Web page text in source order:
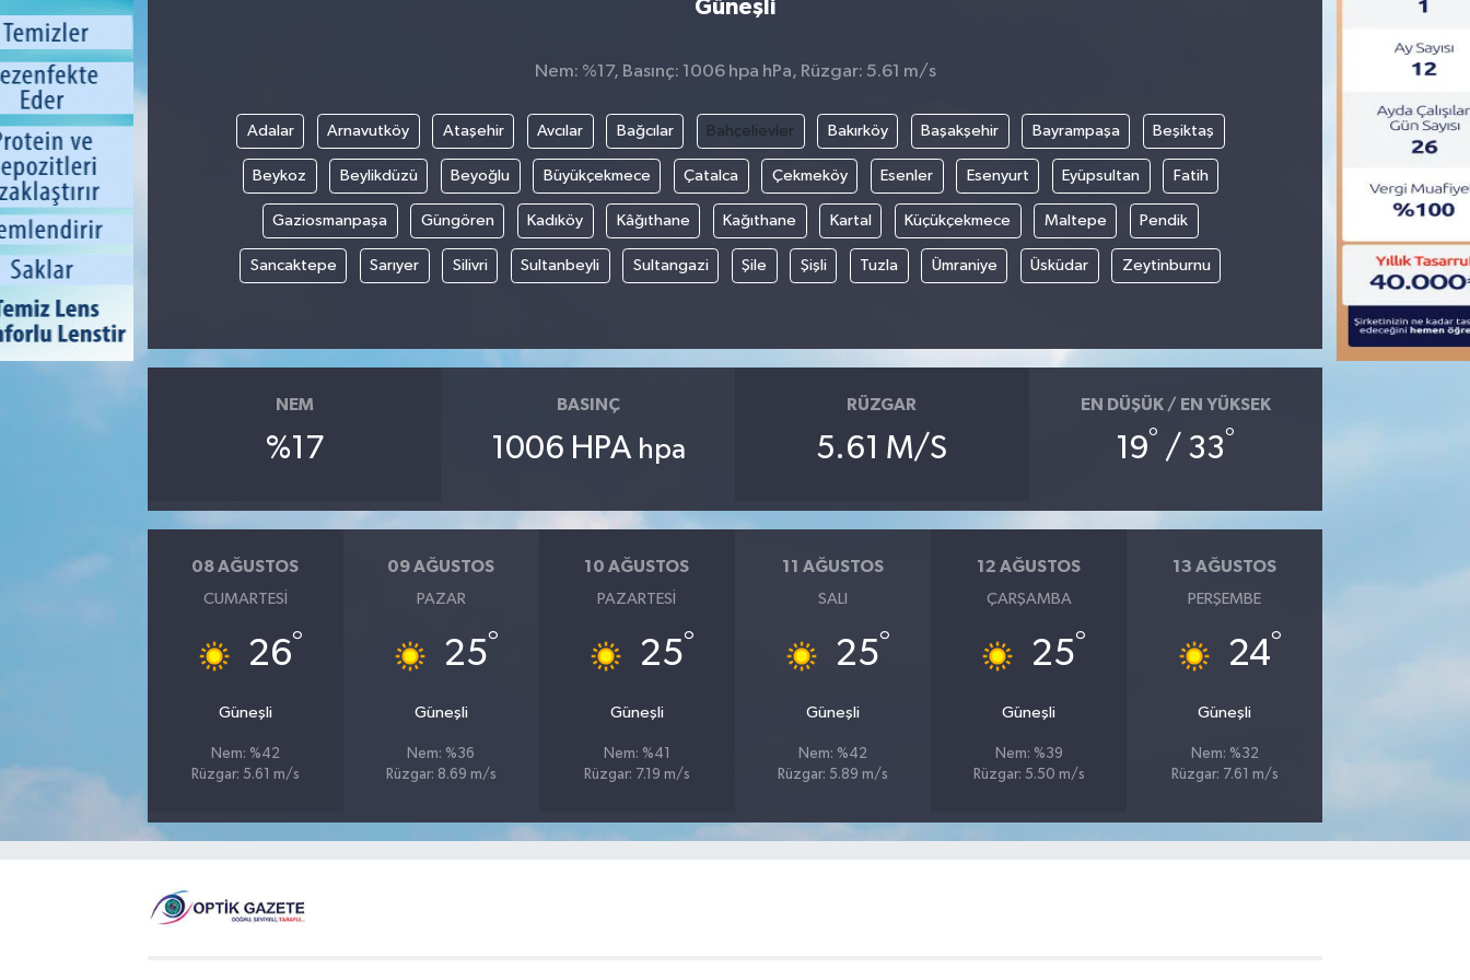
Güneşli
Nem: %17, Basınç: 1006 hpa hPa, Rüzgar: 5.61 m/s
Adalar Arnavutköy Ataşehir Avcılar Bağcılar Bahçelievler Bakırköy Başakşehir Bayrampaşa Beşiktaş
Beykoz Beylikdüzü Beyoğlu Büyükçekmece Çatalca Çekmeköy Esenler Esenyurt Eyüpsultan Fatih
Gaziosmanpaşa Güngören Kadıköy Kâğıthane Kağıthane Kartal Küçükçekmece Maltepe Pendik
Sancaktepe Sarıyer Silivri Sultanbeyli Sultangazi Şile Şişli Tuzla Ümraniye Üsküdar Zeytinburnu
NEM
%17
BASINÇ
1006 HPA hpa
RÜZGAR
5.61 M/S
EN DÜŞÜK / EN YÜKSEK
19° / 33°
08 AĞUSTOS
CUMARTESI
26°
Güneşli
Nem: %42
Rüzgar: 5.61 m/s
09 AĞUSTOS
PAZAR
25°
Güneşli
Nem: %36
Rüzgar: 8.69 m/s
10 AĞUSTOS
PAZARTESI
25°
Güneşli
Nem: %41
Rüzgar: 7.19 m/s
11 AĞUSTOS
SALI
25°
Güneşli
Nem: %42
Rüzgar: 5.89 m/s
12 AĞUSTOS
ÇARŞAMBA
25°
Güneşli
Nem: %39
Rüzgar: 5.50 m/s
13 AĞUSTOS
PERŞEMBE
24°
Güneşli
Nem: %32
Rüzgar: 7.61 m/s